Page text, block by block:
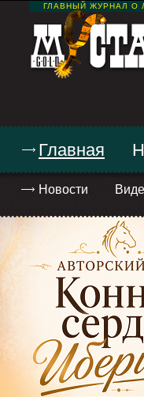
ГЛАВНЫЙ ЖУРНАЛ О
Главная
Новости